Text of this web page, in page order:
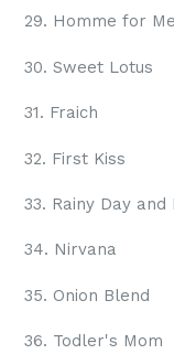
29. Homme
30. Sweet
31. Fraich
32. First
33. Rainy Day
34.
35. Onion
36. Todler's